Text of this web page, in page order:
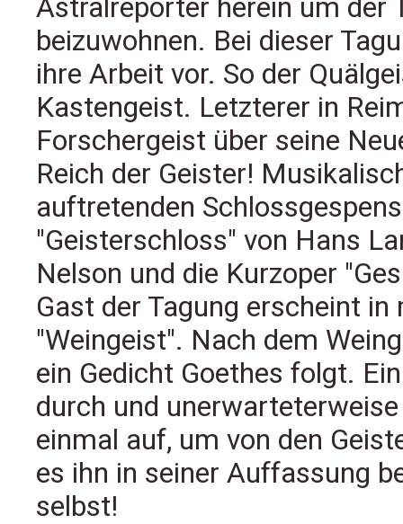
Astralreporter herein um der
beizuwohnen. Bei dieser
ihre Arbeit vor. So der
Kastengeist. Letzterer in
Forschergeist über seine
Reich der Geister!
auftretenden
"Geisterschloss" von Hans
Nelson und die Kurzoper
Gast der Tagung erscheint
"Weingeist". Nach dem
ein Gedicht Goethes folgt.
durch und
einmal auf, um von den
es ihn in seiner Auffassung
selbst!